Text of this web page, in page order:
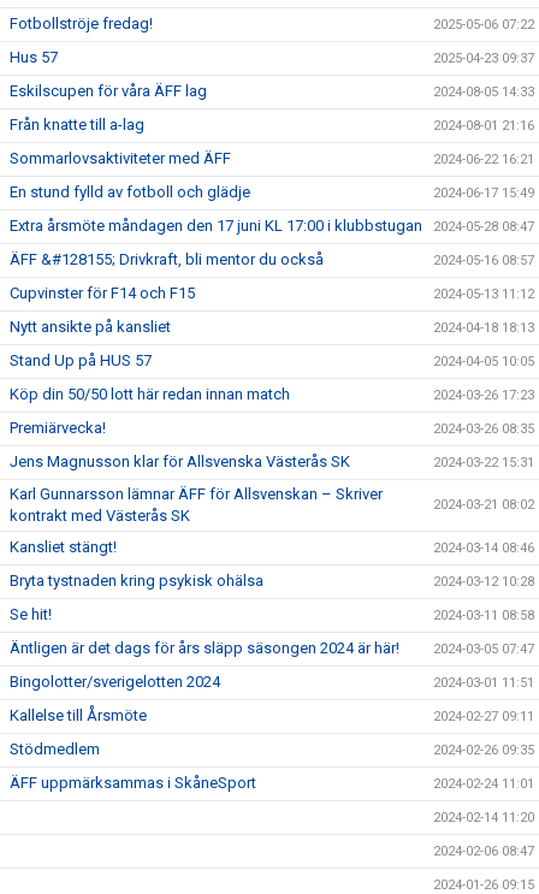
Fotbollströje fredag! 2025-05-06 07:22
Hus 57 2025-04-23 09:37
Eskilscupen för våra ÄFF lag 2024-08-05 14:33
Från knatte till a-lag 2024-08-01 21:16
Sommarlovsaktiviteter med ÄFF 2024-06-22 16:21
En stund fylld av fotboll och glädje 2024-06-17 15:49
Extra årsmöte måndagen den 17 juni KL 17:00 i klubbstugan 2024-05-28 08:47
ÄFF &#128155; Drivkraft, bli mentor du också 2024-05-16 08:57
Cupvinster för F14 och F15 2024-05-13 11:12
Nytt ansikte på kansliet 2024-04-18 18:13
Stand Up på HUS 57 2024-04-05 10:05
Köp din 50/50 lott här redan innan match 2024-03-26 17:23
Premiärvecka! 2024-03-26 08:35
Jens Magnusson klar för Allsvenska Västerås SK 2024-03-22 15:31
Karl Gunnarsson lämnar ÄFF för Allsvenskan – Skriver
kontrakt med Västerås SK
2024-03-21 08:02
Kansliet stängt! 2024-03-14 08:46
Bryta tystnaden kring psykisk ohälsa 2024-03-12 10:28
Se hit! 2024-03-11 08:58
Äntligen är det dags för års släpp säsongen 2024 är här! 2024-03-05 07:47
Bingolotter/sverigelotten 2024 2024-03-01 11:51
Kallelse till Årsmöte 2024-02-27 09:11
Stödmedlem 2024-02-26 09:35
ÄFF uppmärksammas i SkåneSport 2024-02-24 11:01
2024-02-14 11:20
2024-02-06 08:47
2024-01-26 09:15